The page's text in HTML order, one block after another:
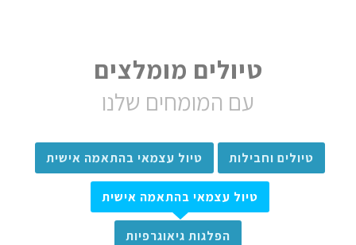
טיולים מומלצים
עם המומחים שלנו
טיולים וחבילות טיול עצמאי בהתאמה אישית
טיול עצמאי בהתאמה אישית
הפלגות גיאוגרפיות